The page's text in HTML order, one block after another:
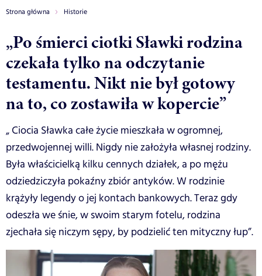
Strona główna Historie
„Po śmierci ciotki Sławki rodzina
czekała tylko na odczytanie
testamentu. Nikt nie był gotowy
na to, co zostawiła w kopercie”
„ Ciocia Sławka całe życie mieszkała w ogromnej,
przedwojennej willi. Nigdy nie założyła własnej rodziny.
Była właścicielką kilku cennych działek, a po mężu
odziedziczyła pokaźny zbiór antyków. W rodzinie
krążyły legendy o jej kontach bankowych. Teraz gdy
odeszła we śnie, w swoim starym fotelu, rodzina
zjechała się niczym sępy, by podzielić ten mityczny łup”.